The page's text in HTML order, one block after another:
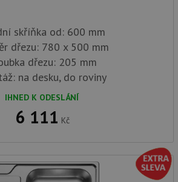
skříňka od: 600 mm
dřezu: 780 x 500 mm
dřezu: 205 mm
na desku, do roviny
IHNED K ODESLÁNÍ
6 111 Kč